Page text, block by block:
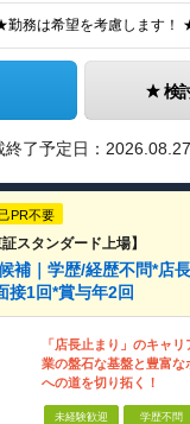
検
終了予定日： 2026.08.27
PR不要
スタンダード上場】
補｜学歴/経歴不問*店
接1回*賞与年2回
「店長止まり」のキャ
業の盤石な基盤と豊富
への道を切り拓く！
未経験歓迎 学歴不問